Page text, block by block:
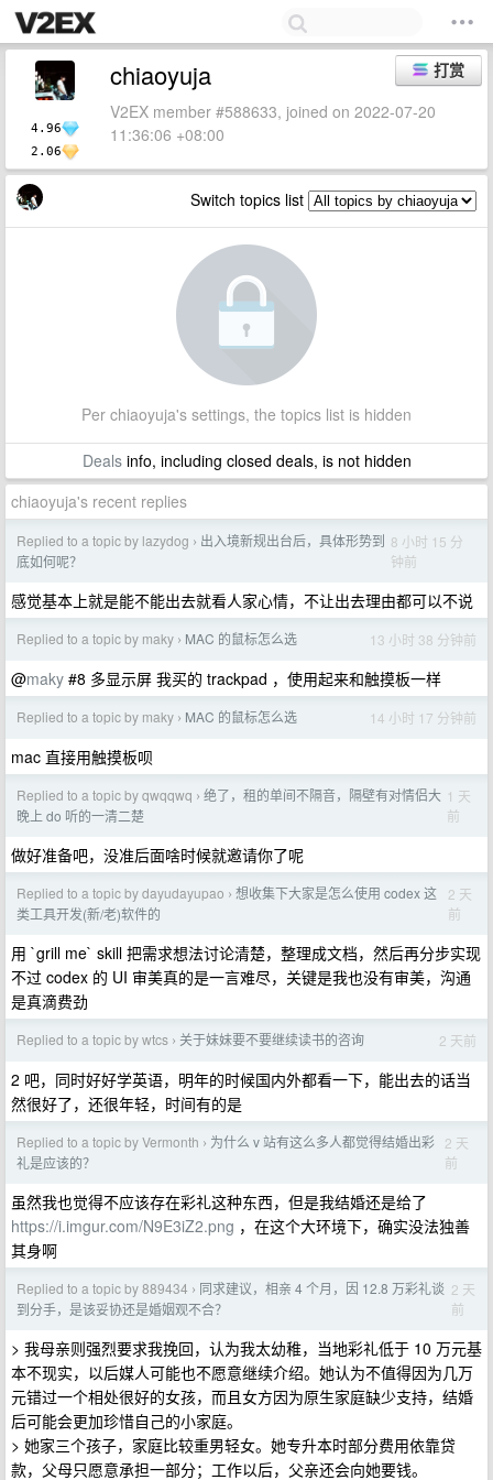
4.96
2.06
打赏
chiaoyuja
V2EX member #588633, joined on 2022-07-20
11:36:06 +08:00
Switch topics list
Per chiaoyuja's settings, the topics list is hidden
Dealsinfo, including closed deals, is not hidden
chiaoyuja's recent replies
Replied to a topic by lazydog › 出入境新规出台后，具体形势到
底如何呢？
8 小时 15 分
钟前
感觉基本上就是能不能出去就看人家心情，不让出去理由都可以不说
Replied to a topic by maky › MAC 的鼠标怎么选 13 小时 38 分钟前
@maky #8 多显示屏 我买的 trackpad ，使用起来和触摸板一样
Replied to a topic by maky › MAC 的鼠标怎么选 14 小时 17 分钟前
mac 直接用触摸板呗
Replied to a topic by qwqqwq › 绝了，租的单间不隔音，隔壁有对情侣大
晚上 do 听的一清二楚
1 天
前
做好准备吧，没准后面啥时候就邀请你了呢
Replied to a topic by dayudayupao › 想收集下大家是怎么使用 codex 这
类工具开发(新/老)软件的
2 天
前
用 `grill me` skill 把需求想法讨论清楚，整理成文档，然后再分步实现
不过 codex 的 UI 审美真的是一言难尽，关键是我也没有审美，沟通
是真滴费劲
Replied to a topic by wtcs › 关于妹妹要不要继续读书的咨询 2 天前
2 吧，同时好好学英语，明年的时候国内外都看一下，能出去的话当
然很好了，还很年轻，时间有的是
Replied to a topic by Vermonth › 为什么 v 站有这么多人都觉得结婚出彩
礼是应该的？
2 天
前
虽然我也觉得不应该存在彩礼这种东西，但是我结婚还是给了
https://i.imgur.com/N9E3iZ2.png ，在这个大环境下，确实没法独善
其身啊
Replied to a topic by 889434 › 同求建议，相亲 4 个月，因 12.8 万彩礼谈
到分手，是该妥协还是婚姻观不合？
2 天
前
> 我母亲则强烈要求我挽回，认为我太幼稚，当地彩礼低于 10 万元基
本不现实，以后媒人可能也不愿意继续介绍。她认为不值得因为几万
元错过一个相处很好的女孩，而且女方因为原生家庭缺少支持，结婚
后可能会更加珍惜自己的小家庭。
> 她家三个孩子，家庭比较重男轻女。她专升本时部分费用依靠贷
款，父母只愿意承担一部分；工作以后，父亲还会向她要钱。